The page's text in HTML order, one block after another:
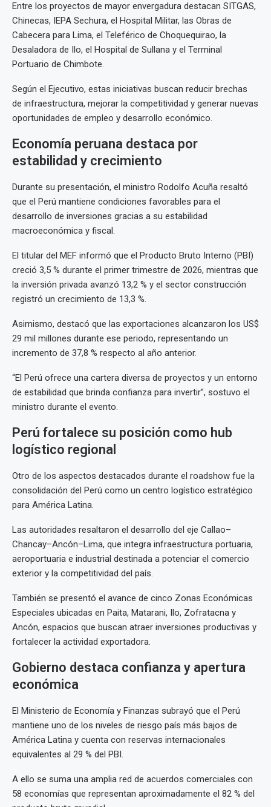
Entre los proyectos de mayor envergadura destacan SITGAS,
Chinecas, IEPA Sechura, el Hospital Militar, las Obras de
Cabecera para Lima, el Teleférico de Choquequirao, la
Desaladora de Ilo, el Hospital de Sullana y el Terminal
Portuario de Chimbote.
Según el Ejecutivo, estas iniciativas buscan reducir brechas
de infraestructura, mejorar la competitividad y generar nuevas
oportunidades de empleo y desarrollo económico.
Economía peruana destaca por
estabilidad y crecimiento
Durante su presentación, el ministro Rodolfo Acuña resaltó
que el Perú mantiene condiciones favorables para el
desarrollo de inversiones gracias a su estabilidad
macroeconómica y fiscal.
El titular del MEF informó que el Producto Bruto Interno (PBI)
creció 3,5 % durante el primer trimestre de 2026, mientras que
la inversión privada avanzó 13,2 % y el sector construcción
registró un crecimiento de 13,3 %.
Asimismo, destacó que las exportaciones alcanzaron los US$
29 mil millones durante ese periodo, representando un
incremento de 37,8 % respecto al año anterior.
“El Perú ofrece una cartera diversa de proyectos y un entorno
de estabilidad que brinda confianza para invertir”, sostuvo el
ministro durante el evento.
Perú fortalece su posición como hub
logístico regional
Otro de los aspectos destacados durante el roadshow fue la
consolidación del Perú como un centro logístico estratégico
para América Latina.
Las autoridades resaltaron el desarrollo del eje Callao–
Chancay–Ancón–Lima, que integra infraestructura portuaria,
aeroportuaria e industrial destinada a potenciar el comercio
exterior y la competitividad del país.
También se presentó el avance de cinco Zonas Económicas
Especiales ubicadas en Paita, Matarani, Ilo, Zofratacna y
Ancón, espacios que buscan atraer inversiones productivas y
fortalecer la actividad exportadora.
Gobierno destaca confianza y apertura
económica
El Ministerio de Economía y Finanzas subrayó que el Perú
mantiene uno de los niveles de riesgo país más bajos de
América Latina y cuenta con reservas internacionales
equivalentes al 29 % del PBI.
A ello se suma una amplia red de acuerdos comerciales con
58 economías que representan aproximadamente el 82 % del